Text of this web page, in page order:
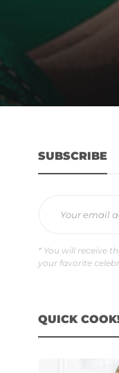
SUBSCRIBE
* You will receive
your favorite
QUICK